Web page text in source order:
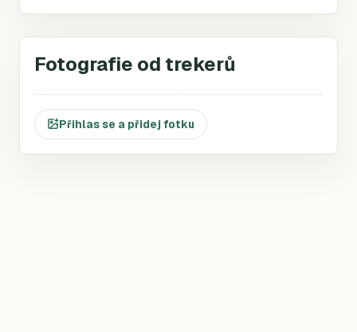
Fotografie od trekerů
Přihlas se a přidej fotku